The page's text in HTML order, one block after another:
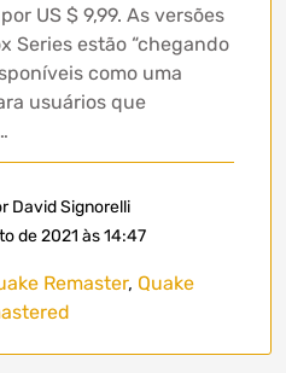
US $ 9,99. As versões
Series estão “chegando
como uma
usuários que
David Signorelli
de 2021 às 14:47
Remaster, Quake